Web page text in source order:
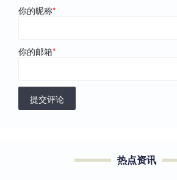
你的昵称*
你的邮箱*
提交评论
热点资讯